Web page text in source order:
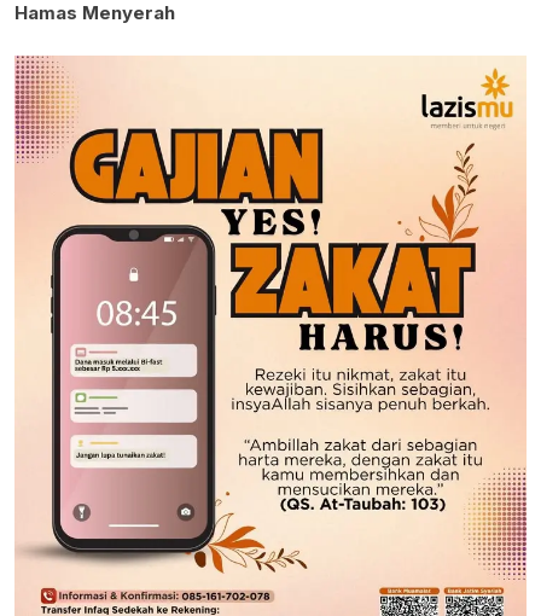
Hamas Menyerah